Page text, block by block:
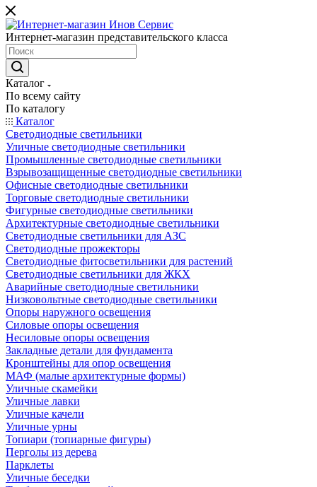
Интернет-магазин представительского класса
Каталог
По всему сайту
По каталогу
Каталог
Светодиодные светильники
Уличные светодиодные светильники
Промышленные светодиодные светильники
Взрывозащищенные светодиодные светильники
Офисные светодиодные светильники
Торговые светодиодные светильники
Фигурные светодиодные светильники
Архитектурные светодиодные светильники
Светодиодные светильники для АЗС
Светодиодные прожекторы
Светодиодные фитосветильники для растений
Светодиодные светильники для ЖКХ
Аварийные светодиодные светильники
Низковольтные светодиодные светильники
Опоры наружного освещения
Силовые опоры освещения
Несиловые опоры освещения
Закладные детали для фундамента
Кронштейны для опор освещения
МАФ (малые архитектурные формы)
Уличные скамейки
Уличные лавки
Уличные качели
Уличные урны
Топиари (топиарные фигуры)
Перголы из дерева
Парклеты
Уличные беседки